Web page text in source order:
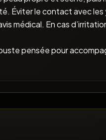
Éviter le contact avec les
médical. En cas
pensée pour